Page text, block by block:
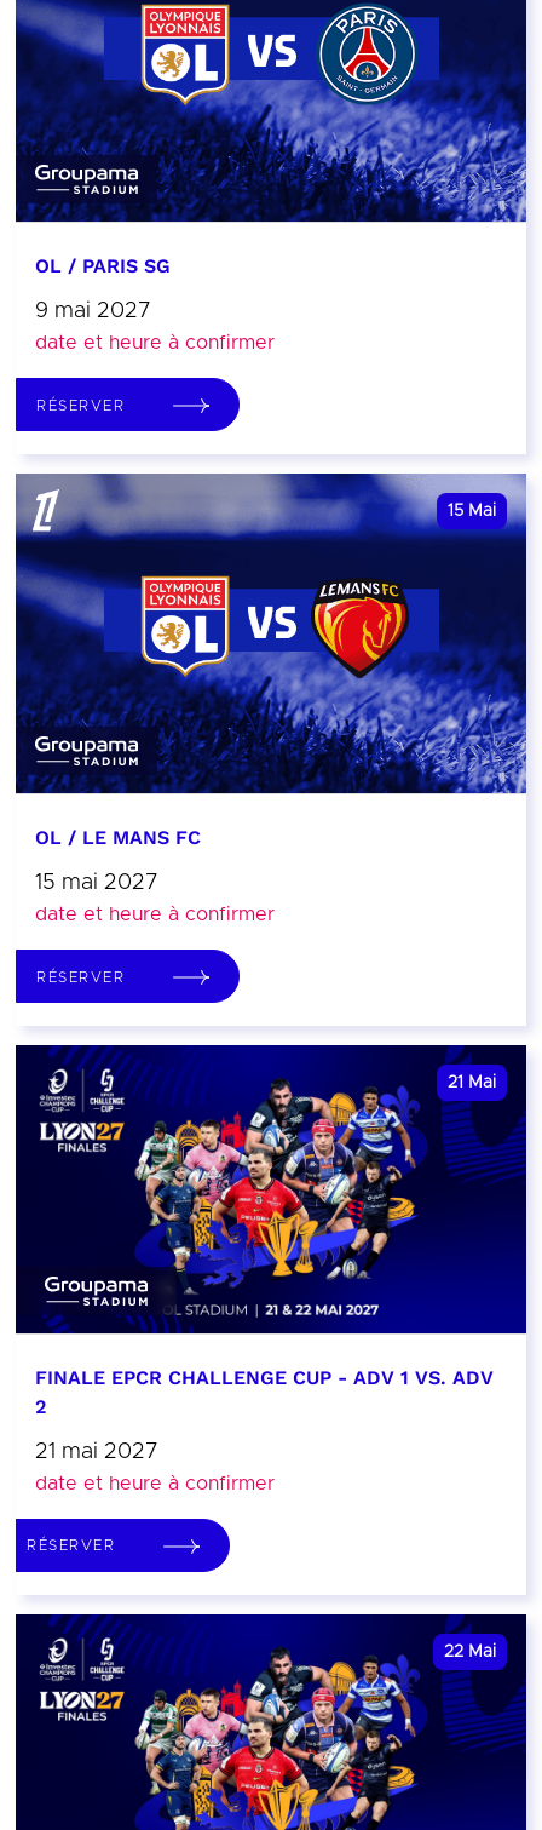
OL / PARIS SG
9 mai 2027
date et heure à confirmer
RÉSERVER
15 Mai
OL / LE MANS FC
15 mai 2027
date et heure à confirmer
RÉSERVER
21 Mai
FINALE EPCR CHALLENGE CUP - ADV 1 VS. ADV
2
21 mai 2027
date et heure à confirmer
RÉSERVER
22 Mai